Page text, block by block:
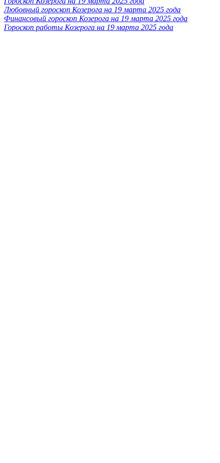
Любовный гороскоп Козерога на 19 марта 2025 года
Финансовый гороскоп Козерога на 19 марта 2025 года
Гороскоп работы Козерога на 19 марта 2025 года